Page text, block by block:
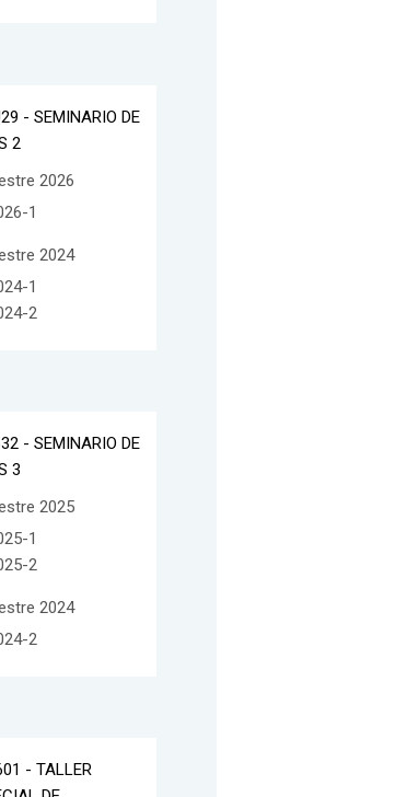
- SEMINARIO DE
2
2026
1
2024
1
2
- SEMINARIO DE
3
2025
1
2
2024
2
- TALLER